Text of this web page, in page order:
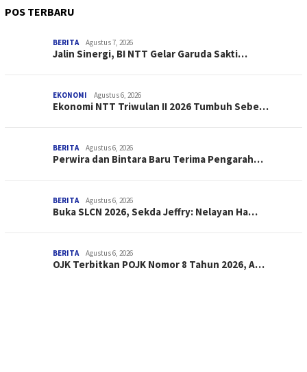
POS TERBARU
BERITA Agustus 7, 2026
Jalin Sinergi, BI NTT Gelar Garuda Sakti…
EKONOMI Agustus 6, 2026
Ekonomi NTT Triwulan II 2026 Tumbuh Sebe…
BERITA Agustus 6, 2026
Perwira dan Bintara Baru Terima Pengarah…
BERITA Agustus 6, 2026
Buka SLCN 2026, Sekda Jeffry: Nelayan Ha…
BERITA Agustus 6, 2026
OJK Terbitkan POJK Nomor 8 Tahun 2026, A…